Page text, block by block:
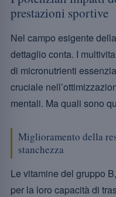
prestazioni sportive
Nel campo esigente
dettaglio conta. I
di micronutrienti
cruciale
mentali. Ma quali sono
Miglioramento della
stanchezza
Le vitamine del gruppo
per la loro capacità di